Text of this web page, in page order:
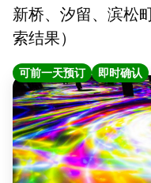
新桥、汐留、滨松
索结果）
可前一天预订 即时确认